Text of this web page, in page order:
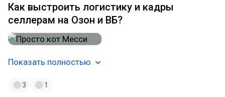
Как выстроить логистику и кадры
селлерам на Озон и ВБ?
Показать полностью
3 1